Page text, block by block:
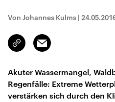
Von Johannes Kulms |
Link
kopieren/teilen
Email
Akuter Wassermangel,
Regenfälle: Extreme
verstärken sich durch den